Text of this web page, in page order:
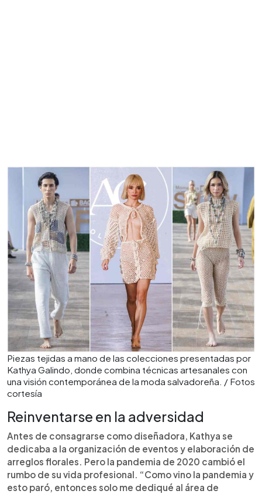
Piezas tejidas a mano de las colecciones presentadas por
Kathya Galindo, donde combina técnicas artesanales con
una visión contemporánea de la moda salvadoreña. / Fotos
cortesía
Reinventarse en la adversidad
Antes de consagrarse como diseñadora, Kathya se
dedicaba a la organización de eventos y elaboración de
arreglos florales. Pero la pandemia de 2020 cambió el
rumbo de su vida profesional. “Como vino la pandemia y
esto paró, entonces solo me dediqué al área de